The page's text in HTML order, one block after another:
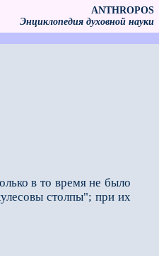
ANTHROPOS
Энциклопедия духовной науки
в то время не было
столпы"; при их